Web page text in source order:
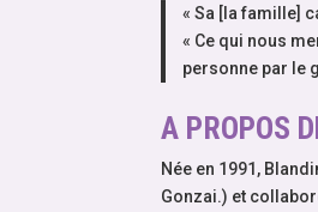
« Sa [la famille]
« Ce qui nous
personne par le
A PROPOS
Née en 1991,
Gonzai.) et